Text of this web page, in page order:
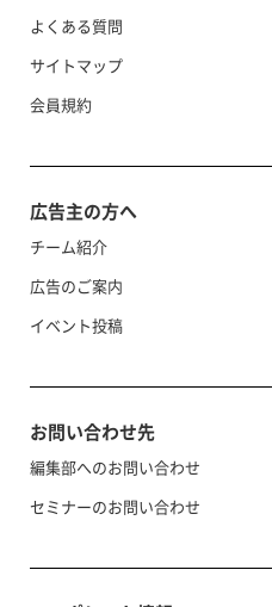
よくある質問
サイトマップ
会員規約
広告主の方へ
チーム紹介
広告のご案内
イベント投稿
お問い合わせ先
編集部へのお問い合わせ
セミナーのお問い合わせ